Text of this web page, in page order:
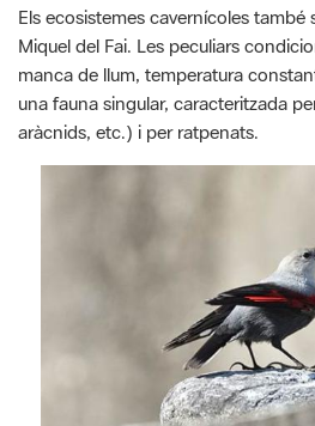
Els ecosistemes cavernícoles
Miquel del Fai. Les peculiars
manca de llum, temperatura
una fauna singular, caracteritzada
aràcnids, etc.) i per ratpenats.